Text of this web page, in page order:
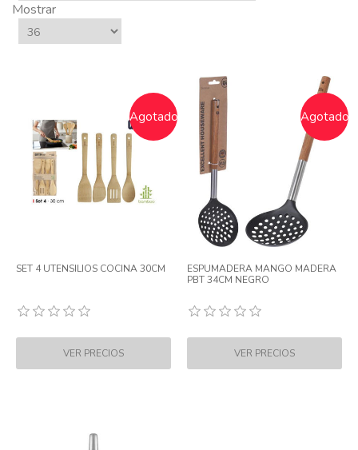
Mostrar
Agotado
SET 4 UTENSILIOS COCINA 30CM
Agotado
ESPUMADERA MANGO MADERA
PBT 34CM NEGRO